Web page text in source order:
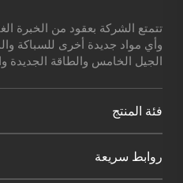
تتمتع الشركة بعقود من الخبرة
وأي مواد جديدة أخرى للسباكة
الجيل الخامس والطاقة الجديدة
فئة المنتج
روابط سريعة